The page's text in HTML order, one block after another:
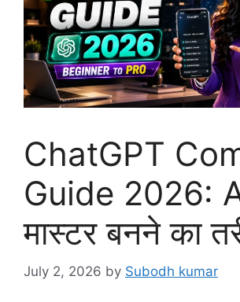
ChatGPT
Guide 2026:
मास्टर बनने का
July 2, 2026 by Subodh kumar